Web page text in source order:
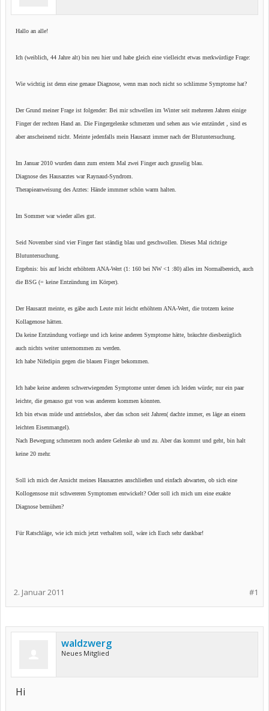
Hallo an alle!
Ich (weiblich, 44 Jahre alt) bin neu hier und habe gleich eine vielleicht etwas merkwürdige Frage:
Wie wichtig ist denn eine genaue Diagnose, wenn man noch nicht so schlimme Symptome hat?
Der Grund meiner Frage ist folgender: Bei mir schwellen im Winter seit mehreren Jahren einige
Finger der rechten Hand an. Die Fingergelenke schmerzen und sehen aus wie entzündet , sind es
aber anscheinend nicht. Meinte jedenfalls mein Hausarzt immer nach der Blutuntersuchung.
Im Januar 2010 wurden dann zum erstem Mal zwei Finger auch gruselig blau.
Diagnose des Hausarztes war Raynaud-Syndrom.
Therapieanweisung des Arztes: Hände immmer schön warm halten.
Im Sommer war wieder alles gut.
Seid November sind vier Finger fast ständig blau und geschwollen. Dieses Mal richtige
Blutuntersuchung.
Ergebnis: bis auf leicht erhöhtem ANA-Wert (1: 160 bei NW <1 :80) alles im Normalbereich, auch
die BSG (= keine Entzündung im Körper).
Der Hausarzt meinte, es gäbe auch Leute mit leicht erhöhtem ANA-Wert, die trotzem keine
Kollagenose hätten.
Da keine Entzündung vorliege und ich keine anderen Symptome hätte, bräuchte diesbezüglich
auch nichts weiter unternommen zu werden.
Ich habe Nifedipin gegen die blauen Finger bekommen.
Ich habe keine anderen schwerwiegenden Symptome unter denen ich leiden würde; nur ein paar
leichte, die genauso gut von was anderem kommen könnten.
Ich bin etwas müde und antriebslos, aber das schon seit Jahren( dachte immer, es läge an einem
leichten Eisenmangel).
Nach Bewegung schmerzen noch andere Gelenke ab und zu. Aber das kommt und geht, bin halt
keine 20 mehr.
Soll ich mich der Ansicht meines Hausarztes anschließen und einfach abwarten, ob sich eine
Kollogensose mit schwereren Symptomen entwickelt? Oder soll ich mich um eine exakte
Diagnose bemühen?
Für Ratschläge, wie ich mich jetzt verhalten soll, wäre ich Euch sehr dankbar!
#1
2. Januar 2011
waldzwerg
Neues Mitglied
Hi